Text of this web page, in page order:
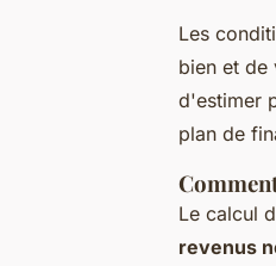
Les
bien et de
d'estimer
plan de
Le calcul
revenus